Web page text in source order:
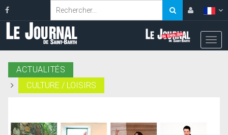
ACTUALITÉS
CULTURE / LOISIRS